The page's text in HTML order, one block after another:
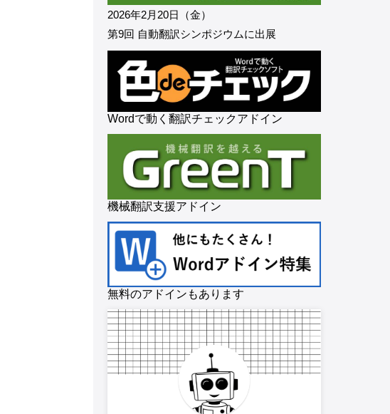
2026年2月20日（金）
第9回 自動翻訳シンポジウムに出展
Wordで動く翻訳チェックアドイン
機械翻訳支援アドイン
無料のアドインもあります